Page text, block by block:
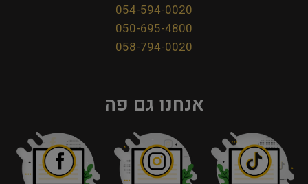
054-594-0020
050-695-4800
058-794-0020
אנחנו גם פה